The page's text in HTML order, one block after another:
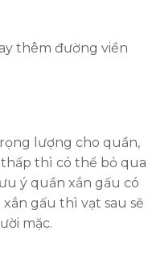
thêm đường viền
lượng cho quần,
thì có thể bỏ qua
ý quần xắn gấu có
gấu thì vạt sau sẽ
mặc.